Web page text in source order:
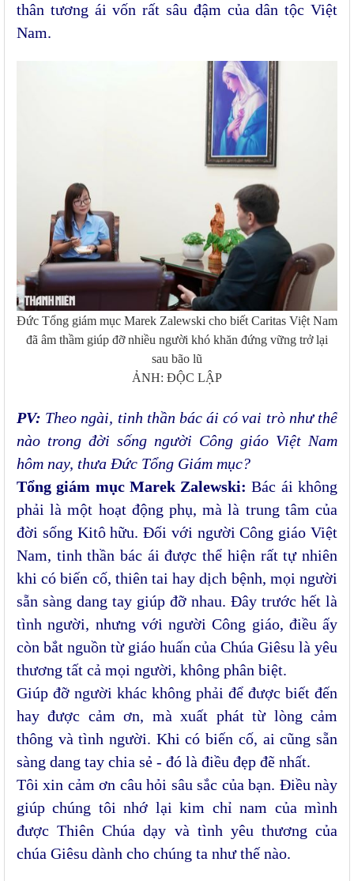
thân tương ái vốn rất sâu đậm của dân tộc Việt
Nam.
Đức Tổng giám mục Marek Zalewski cho biết Caritas Việt Nam
đã âm thầm giúp đỡ nhiều người khó khăn đứng vững trở lại
sau bão lũ
ẢNH: ĐỘC LẬP
PV: Theo ngài, tinh thần bác ái có vai trò như thế
nào trong đời sống người Công giáo Việt Nam
hôm nay, thưa Đức Tổng Giám mục?
Tổng giám mục Marek Zalewski: Bác ái không
phải là một hoạt động phụ, mà là trung tâm của
đời sống Kitô hữu. Đối với người Công giáo Việt
Nam, tinh thần bác ái được thể hiện rất tự nhiên
khi có biến cố, thiên tai hay dịch bệnh, mọi người
sẵn sàng dang tay giúp đỡ nhau. Đây trước hết là
tình người, nhưng với người Công giáo, điều ấy
còn bắt nguồn từ giáo huấn của Chúa Giêsu là yêu
thương tất cả mọi người, không phân biệt.
Giúp đỡ người khác không phải để được biết đến
hay được cảm ơn, mà xuất phát từ lòng cảm
thông và tình người. Khi có biến cố, ai cũng sẵn
sàng dang tay chia sẻ - đó là điều đẹp đẽ nhất.
Tôi xin cảm ơn câu hỏi sâu sắc của bạn. Điều này
giúp chúng tôi nhớ lại kim chỉ nam của mình
được Thiên Chúa dạy và tình yêu thương của
chúa Giêsu dành cho chúng ta như thế nào.